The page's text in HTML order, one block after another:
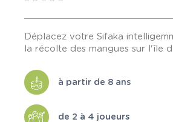
Déplacez votre Sifaka
la récolte des mangues sur l'île
à partir de 8 ans
de 2 à 4 joueurs